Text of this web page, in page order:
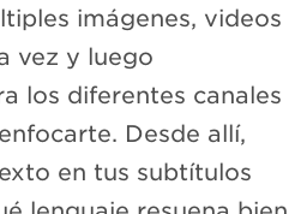
imágenes, videos
vez y luego
los diferentes canales
Desde allí,
en tus subtítulos